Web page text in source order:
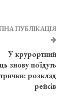
ПУБЛІКАЦІЯ
У крурортний
знову поїдуть
розклад
рейсів